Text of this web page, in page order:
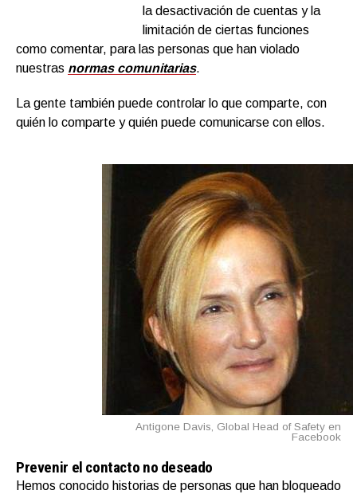
la desactivación de cuentas y la
limitación de ciertas funciones
como comentar, para las personas que han violado
nuestras normas comunitarias.
La gente también puede controlar lo que comparte, con
quién lo comparte y quién puede comunicarse con ellos.
Antigone Davis, Global Head of Safety en
Facebook
Prevenir el contacto no deseado
Hemos conocido historias de personas que han bloqueado